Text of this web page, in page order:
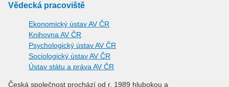
Vědecká pracoviště
Ekonomický ústav AV ČR
Knihovna AV ČR
Psychologický ústav AV ČR
Sociologický ústav AV ČR
Ústav státu a práva AV ČR
Česká společnost prochází od r. 1989 hlubokou a